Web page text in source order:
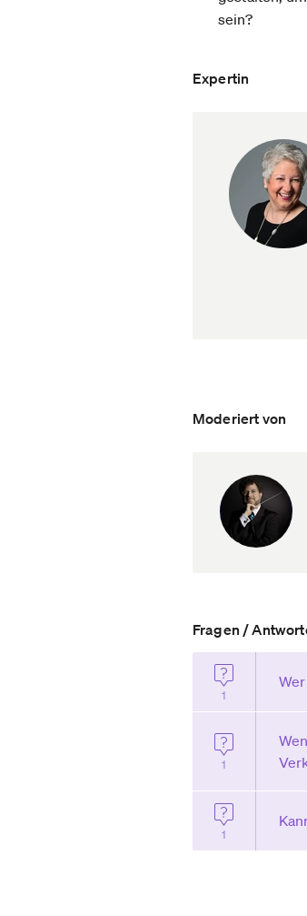
sein?
Expertin
Moderiert von
Fragen /
1
1
1